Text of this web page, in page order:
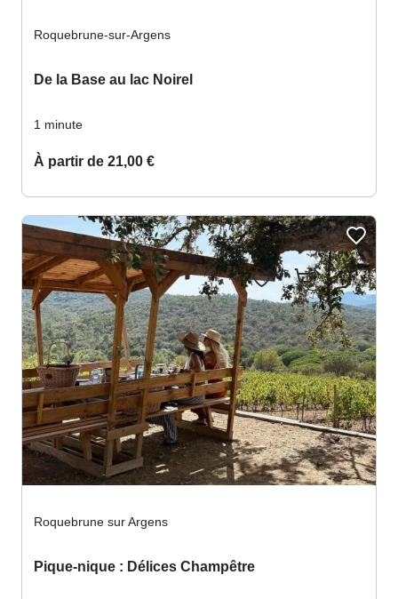
Voir les favoris